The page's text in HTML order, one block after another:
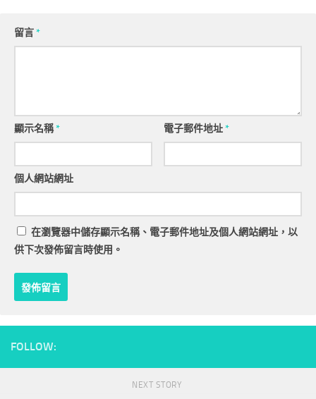
留言*
顯示名稱* 電子郵件地址*
個人網站網址
在瀏覽器中儲存顯示名稱、電子郵件地址及個人網站網址，以
供下次發佈留言時使用。
FOLLOW:
NEXT STORY